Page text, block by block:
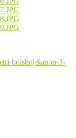
bolshoj-kanon-3-